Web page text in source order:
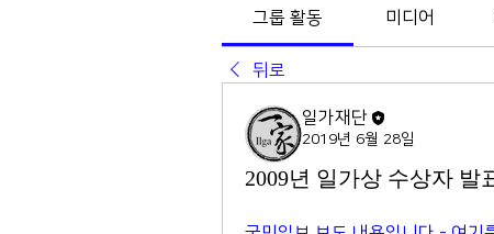
그룹 활동 미디어
뒤로
일가재단
2019년 6월 28일
2009년 일가상 수상자 발